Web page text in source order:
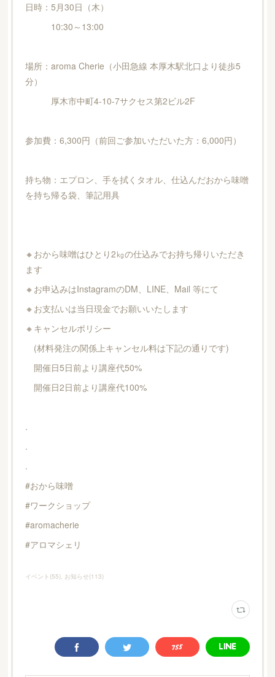
日時：5月30日（木）
10:30～13:00
場所：aroma Cherie（小田急線 本厚木駅北口より徒歩5
分）
厚木市中町4-10-7サクセス第2ビル2F
参加費：6,300円（前回ご参加いただいた方：6,000円）
持ち物：エプロン、手を拭くタオル、仕込んだおから味噌
を持ち帰る袋、筆記用具
🔸おから味噌はひとり2㎏の仕込みでお持ち帰りいただき
ます
🔸お申込みはInstagramのDM、LINE、Mail 等にて
🔸お支払いは当日現金でお願いいたします
🔸キャンセルポリシー
(材料発注の関係上キャンセル料は下記の通りです)
開催日5日前より講座代50%
開催日2日前より講座代100%
.
.
.
#おから味噌
#ワークショップ
#aromacherie
#アロマシェリ
イベント (55) お知らせ(113)